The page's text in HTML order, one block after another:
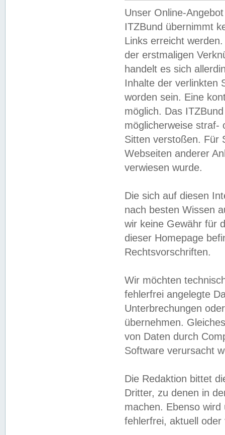
Unser Online-
ITZBund übernimmt
Links erreicht
der erstmaligen
handelt es sich
Inhalte der verlinkten
worden sein. Eine
möglich. Das
möglicherweise straf-
Sitten verstoßen. Für
Webseiten anderer
verwiesen wurde.
Die sich auf diesen
nach besten Wissen
wir keine Gewähr für
dieser Homepage
Rechtsvorschriften.
Wir möchten
fehlerfrei angelegte
Unterbrechungen
übernehmen.
von Daten durch
Software verursacht
Die Redaktion bittet
Dritter, zu denen in
machen. Ebenso
fehlerfrei, aktuell oder